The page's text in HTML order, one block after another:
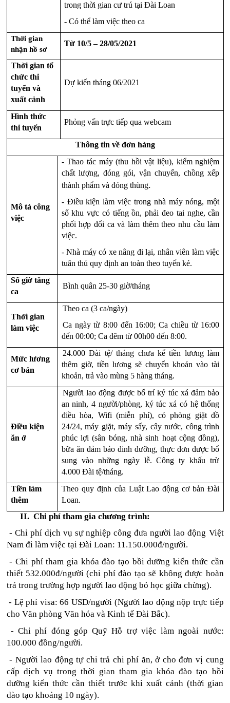
trong thời gian cư trú tại Đài Loan
- Có thể làm việc theo ca
Thời gian
nhận hồ sơ
Từ 10/5 – 28/05/2021
Thời gian tổ
chức thi
tuyển và
xuất cảnh
Dự kiến tháng 06/2021
Hình thức
thi tuyển
Phỏng vấn trực tiếp qua webcam
Thông tin về đơn hàng
Mô tả công
việc
- Thao tác máy (thu hồi vật liệu), kiểm nghiệm
chất lượng, đóng gói, vận chuyển, chồng xếp
thành phẩm và đóng thùng.
- Điều kiện làm việc trong nhà máy nóng, một
số khu vực có tiếng ồn, phải đeo tai nghe, cần
phối hợp đổi ca và làm thêm theo nhu cầu làm
việc.
- Nhà máy có xe nâng đi lại, nhân viên làm việc
tuân thủ quy định an toàn theo tuyến kẻ.
Số giờ tăng
ca
Bình quân 25-30 giờ/tháng
Thời gian
làm việc
Theo ca (3 ca/ngày)
Ca ngày từ 8:00 đến 16:00; Ca chiều từ 16:00
đến 00:00; Ca đêm từ 00h00 đến 8:00.
Mức lương
cơ bản
24.000 Đài tệ/ tháng chưa kể tiền lương làm
thêm giờ, tiền lương sẽ chuyển khoản vào tài
khoản, trả vào mùng 5 hàng tháng.
Điều kiện
ăn ở
Người lao động được bố trí ký túc xá đảm bảo
an ninh, 4 người/phòng, ký túc xá có hệ thống
điều hòa, Wifi (miễn phí), có phòng giặt đồ
24/24, máy giặt, máy sấy, cây nước, công trình
phúc lợi (sân bóng, nhà sinh hoạt cộng đồng),
bữa ăn đảm bảo dinh dưỡng, thực đơn được bổ
sung vào những ngày lễ. Công ty khấu trừ
4.000 Đài tệ/tháng.
Tiền làm
thêm
Theo quy định của Luật Lao động cơ bản Đài
Loan.
Chi phí tham gia chương trình:
- Chi phí dịch vụ sự nghiệp công đưa người lao động Việt
Nam đi làm việc tại Đài Loan: 11.150.000đ/người.
- Chi phí tham gia khóa đào tạo bồi dưỡng kiến thức cần
thiết 532.000đ/người (chi phí đào tạo sẽ không được hoàn
trả trong trường hợp người lao động bỏ học giữa chừng).
- Lệ phí visa: 66 USD/người (Người lao động nộp trực tiếp
cho Văn phòng Văn hóa và Kinh tế Đài Bắc).
- Chi phí đóng góp Quỹ Hỗ trợ việc làm ngoài nước:
100.000 đồng/người.
- Người lao động tự chi trả chi phí ăn, ở cho đơn vị cung
cấp dịch vụ trong thời gian tham gia khóa đào tạo bồi
dưỡng kiến thức cần thiết trước khi xuất cảnh (thời gian
đào tạo khoảng 10 ngày).